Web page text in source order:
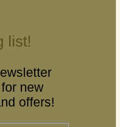
list!
new
offers!